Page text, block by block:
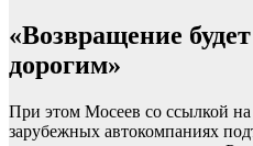
«Возвращение
дорогим»
При этом Мосеев со ссылкой
зарубежных автокомпаниях